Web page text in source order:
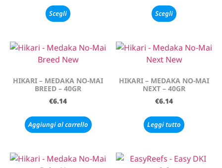
Scegli Scegli
HIKARI – MEDAKA NO-MAI
BREED – 40GR
€6.14
Aggiungi al carrello
HIKARI – MEDAKA NO-MAI
NEXT – 40GR
€6.14
Leggi tutto